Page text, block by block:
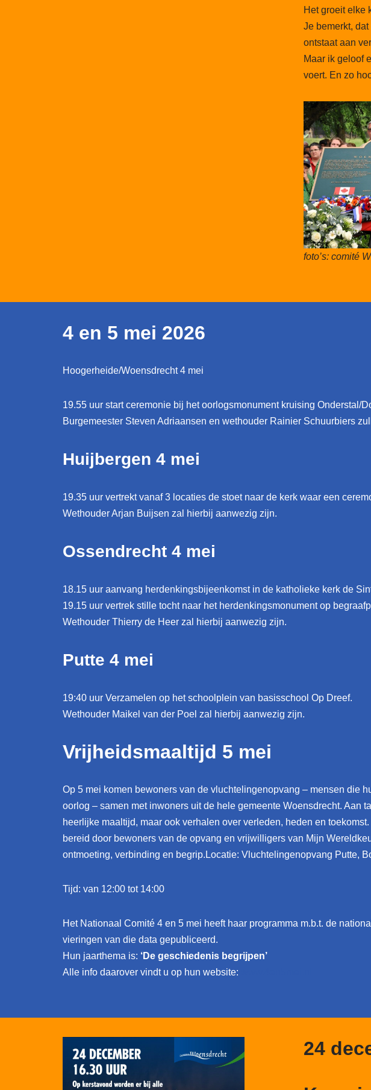
Het groeit elke
Je bemerkt,
ontstaat aan
Maar ik geloof
voert. En zo
foto’s: comité
4 en 5 mei 2026
Hoogerheide/Woensdrecht 4 mei
19.55 uur start ceremonie bij het oorlogsmonument kruising Onderstal/
Burgemeester Steven Adriaansen en wethouder Rainier Schuurbiers
Huijbergen 4 mei
19.35 uur vertrekt vanaf 3 locaties de stoet naar de kerk waar een
Wethouder Arjan Buijsen zal hierbij aanwezig zijn.
Ossendrecht 4 mei
18.15 uur aanvang herdenkingsbijeenkomst in de katholieke kerk de
19.15 uur vertrek stille tocht naar het herdenkingsmonument op
Wethouder Thierry de Heer zal hierbij aanwezig zijn.
Putte 4 mei
19:40 uur Verzamelen op het schoolplein van basisschool Op Dreef.
Wethouder Maikel van der Poel zal hierbij aanwezig zijn.
Vrijheidsmaaltijd 5 mei
Op 5 mei komen bewoners van de vluchtelingenopvang – mensen die
oorlog – samen met inwoners uit de hele gemeente Woensdrecht. Aan
heerlijke maaltijd, maar ook verhalen over verleden, heden en
bereid door bewoners van de opvang en vrijwilligers van Mijn
ontmoeting, verbinding en begrip.Locatie: Vluchtelingenopvang Putte,
Tijd: van 12:00 tot 14:00
Het Nationaal Comité 4 en 5 mei heeft haar programma m.b.t. de
vieringen van die data gepubliceerd.
Hun jaarthema is: ‘De geschiedenis begrijpen’
Alle info daarover vindt u op hun website:
24